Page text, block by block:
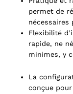
permet de
nécessaires
Flexibilité
rapide, ne
minimes, y
La
conçue